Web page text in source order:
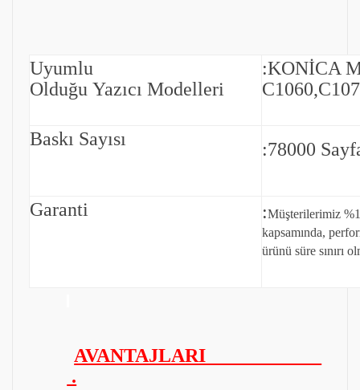
Uyumlu
Olduğu Yazıcı Modelleri
:KONİCA
Baskı Sayısı :78000
Garanti :Müşterilerimiz
kapsamında,
ürünü süre sınırı
AVANTAJLARI
.